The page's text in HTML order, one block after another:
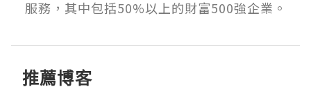
服務，其中包括50%以上的財富500強企業。
推薦博客